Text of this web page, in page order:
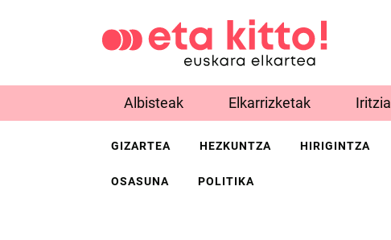
Albisteak Elkarrizketak Iritzia
GIZARTEA HEZKUNTZA HIRIGINTZA
OSASUNA POLITIKA